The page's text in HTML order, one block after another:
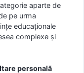
aparte de
pe urma
educaționale
complexe și
personală